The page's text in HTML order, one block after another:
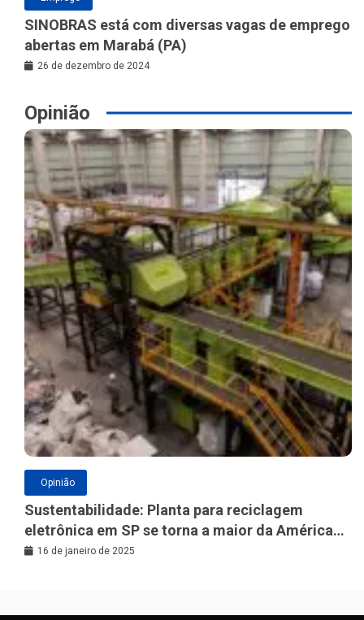
SINOBRAS está com diversas vagas de emprego
abertas em Marabá (PA)
26 de dezembro de 2024
Opinião
Opinião
Sustentabilidade: Planta para reciclagem
eletrônica em SP se torna a maior da América
Latina
16 de janeiro de 2025